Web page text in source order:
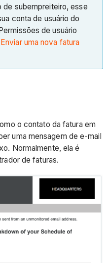
de subempreiteiro, esse
conta de usuário do
de usuário
Enviar uma nova fatura
o contato da fatura em
uma mensagem de e-mail
Normalmente, ela é
de faturas.